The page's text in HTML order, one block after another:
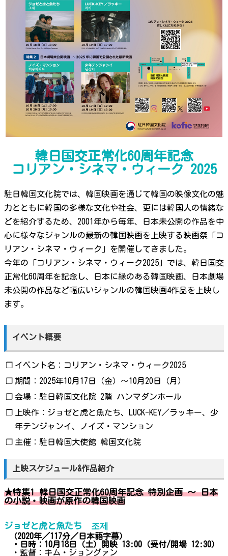
韓日国交正常化60周年記念
コリアン・シネマ・ウィーク 2025
駐日韓国文化院では、韓国映画を通じて韓国の映像文化の魅
力とともに韓国の多様な文化や社会、更には韓国人の情緒な
どを紹介するため、2001年から毎年、日本未公開の作品を中
心に様々なジャンルの最新の韓国映画を上映する映画祭「コ
リアン・シネマ・ウィーク」を開催してきました。
今年の「コリアン・シネマ・ウィーク2025」では、韓日国交
正常化60周年を記念し、日本に縁のある韓国映画、日本劇場
未公開の作品など幅広いジャンルの韓国映画4作品を上映し
ます。
イベント概要
❐ イベント名：コリアン・シネマ・ウィーク2025
❐ 期間：2025年10月17日（金）～10月20日（月）
❐ 会場：駐日韓国文化院 2階 ハンマダンホール
❐
上映作：ジョゼと虎と魚たち、LUCK-KEY／ラッキー、少
年テンジャンイ、ノイズ・マンション
❐ 主催：駐日韓国大使館 韓国文化院
上映スケジュール&作品紹介
★特集1 韓日国交正常化60周年記念 特別企画 ～ 日本
の小説・映画が原作の韓国映画
ジョゼと虎と魚たち 조제
（2020年／117分／日本語字幕）
・日時：10月18日（土）開映 13:00（受付/開場 12:30）
・監督：キム・ジョングァン